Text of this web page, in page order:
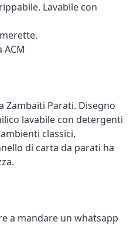
Lavabile con
Zambaiti Parati. Disegno
lavabile con detergenti
classici,
di carta da parati ha
a mandare un whatsapp